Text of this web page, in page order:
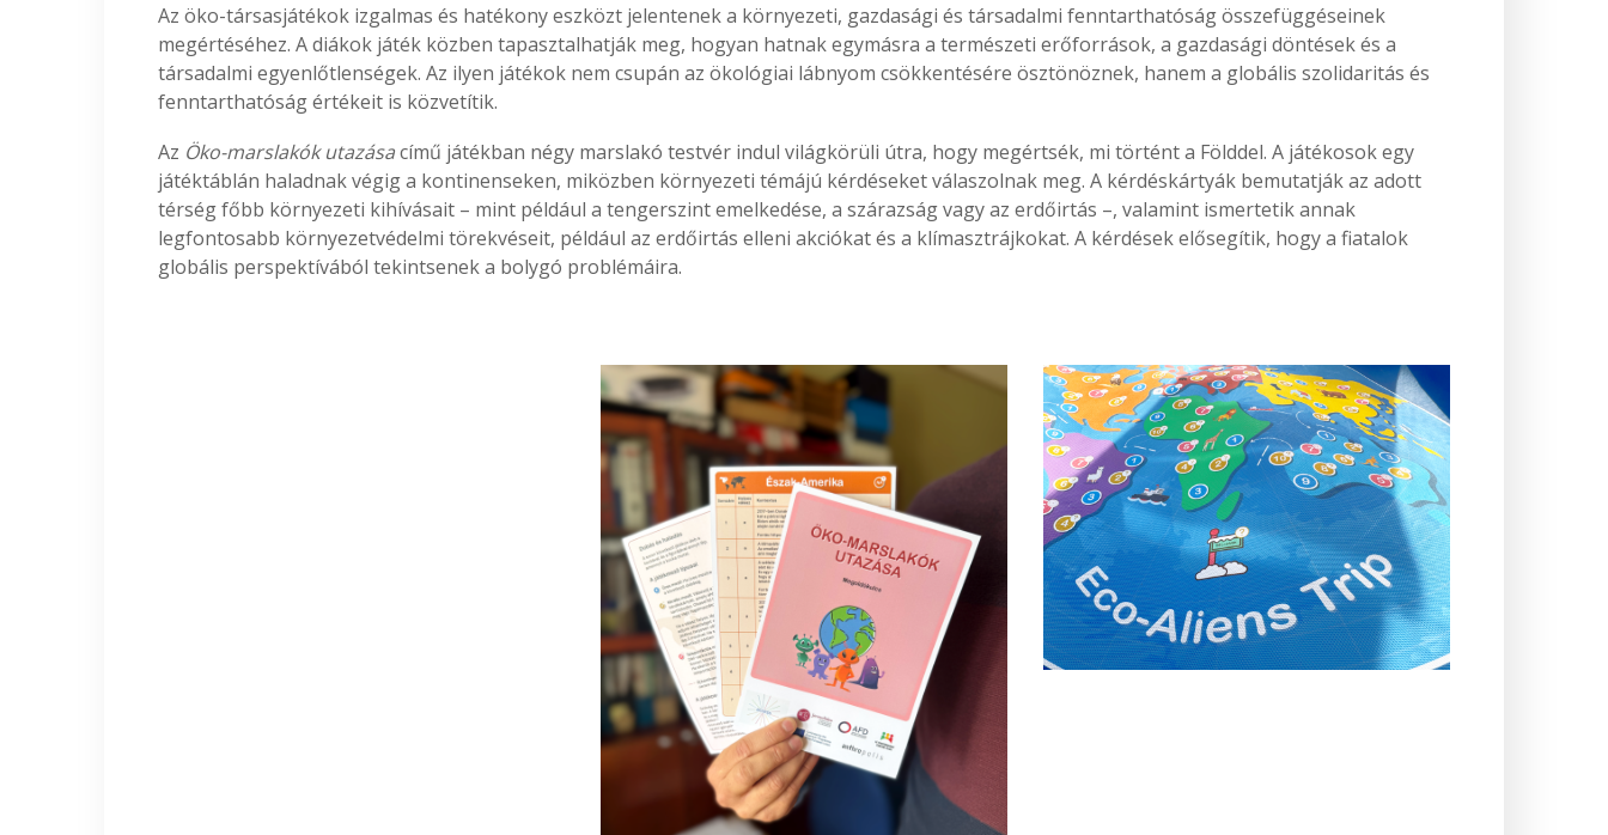
Az öko-társasjátékok izgalmas és hatékony eszközt jelentenek a környezeti, gazdasági és társadalmi fenntarthatóság összefüggéseinek
megértéséhez. A diákok játék közben tapasztalhatják meg, hogyan hatnak egymásra a természeti erőforrások, a gazdasági döntések és a
társadalmi egyenlőtlenségek. Az ilyen játékok nem csupán az ökológiai lábnyom csökkentésére ösztönöznek, hanem a globális szolidaritás és
fenntarthatóság értékeit is közvetítik.
Az Öko-marslakók utazásacímű játékban négy marslakó testvér indul világkörüli útra, hogy megértsék, mi történt a Földdel. A játékosok egy
játéktáblán haladnak végig a kontinenseken, miközben környezeti témájú kérdéseket válaszolnak meg. A kérdéskártyák bemutatják az adott
térség főbb környezeti kihívásait – mint például a tengerszint emelkedése, a szárazság vagy az erdőirtás –, valamint ismertetik annak
legfontosabb környezetvédelmi törekvéseit, például az erdőirtás elleni akciókat és a klímasztrájkokat. A kérdések elősegítik, hogy a fiatalok
globális perspektívából tekintsenek a bolygó problémáira.